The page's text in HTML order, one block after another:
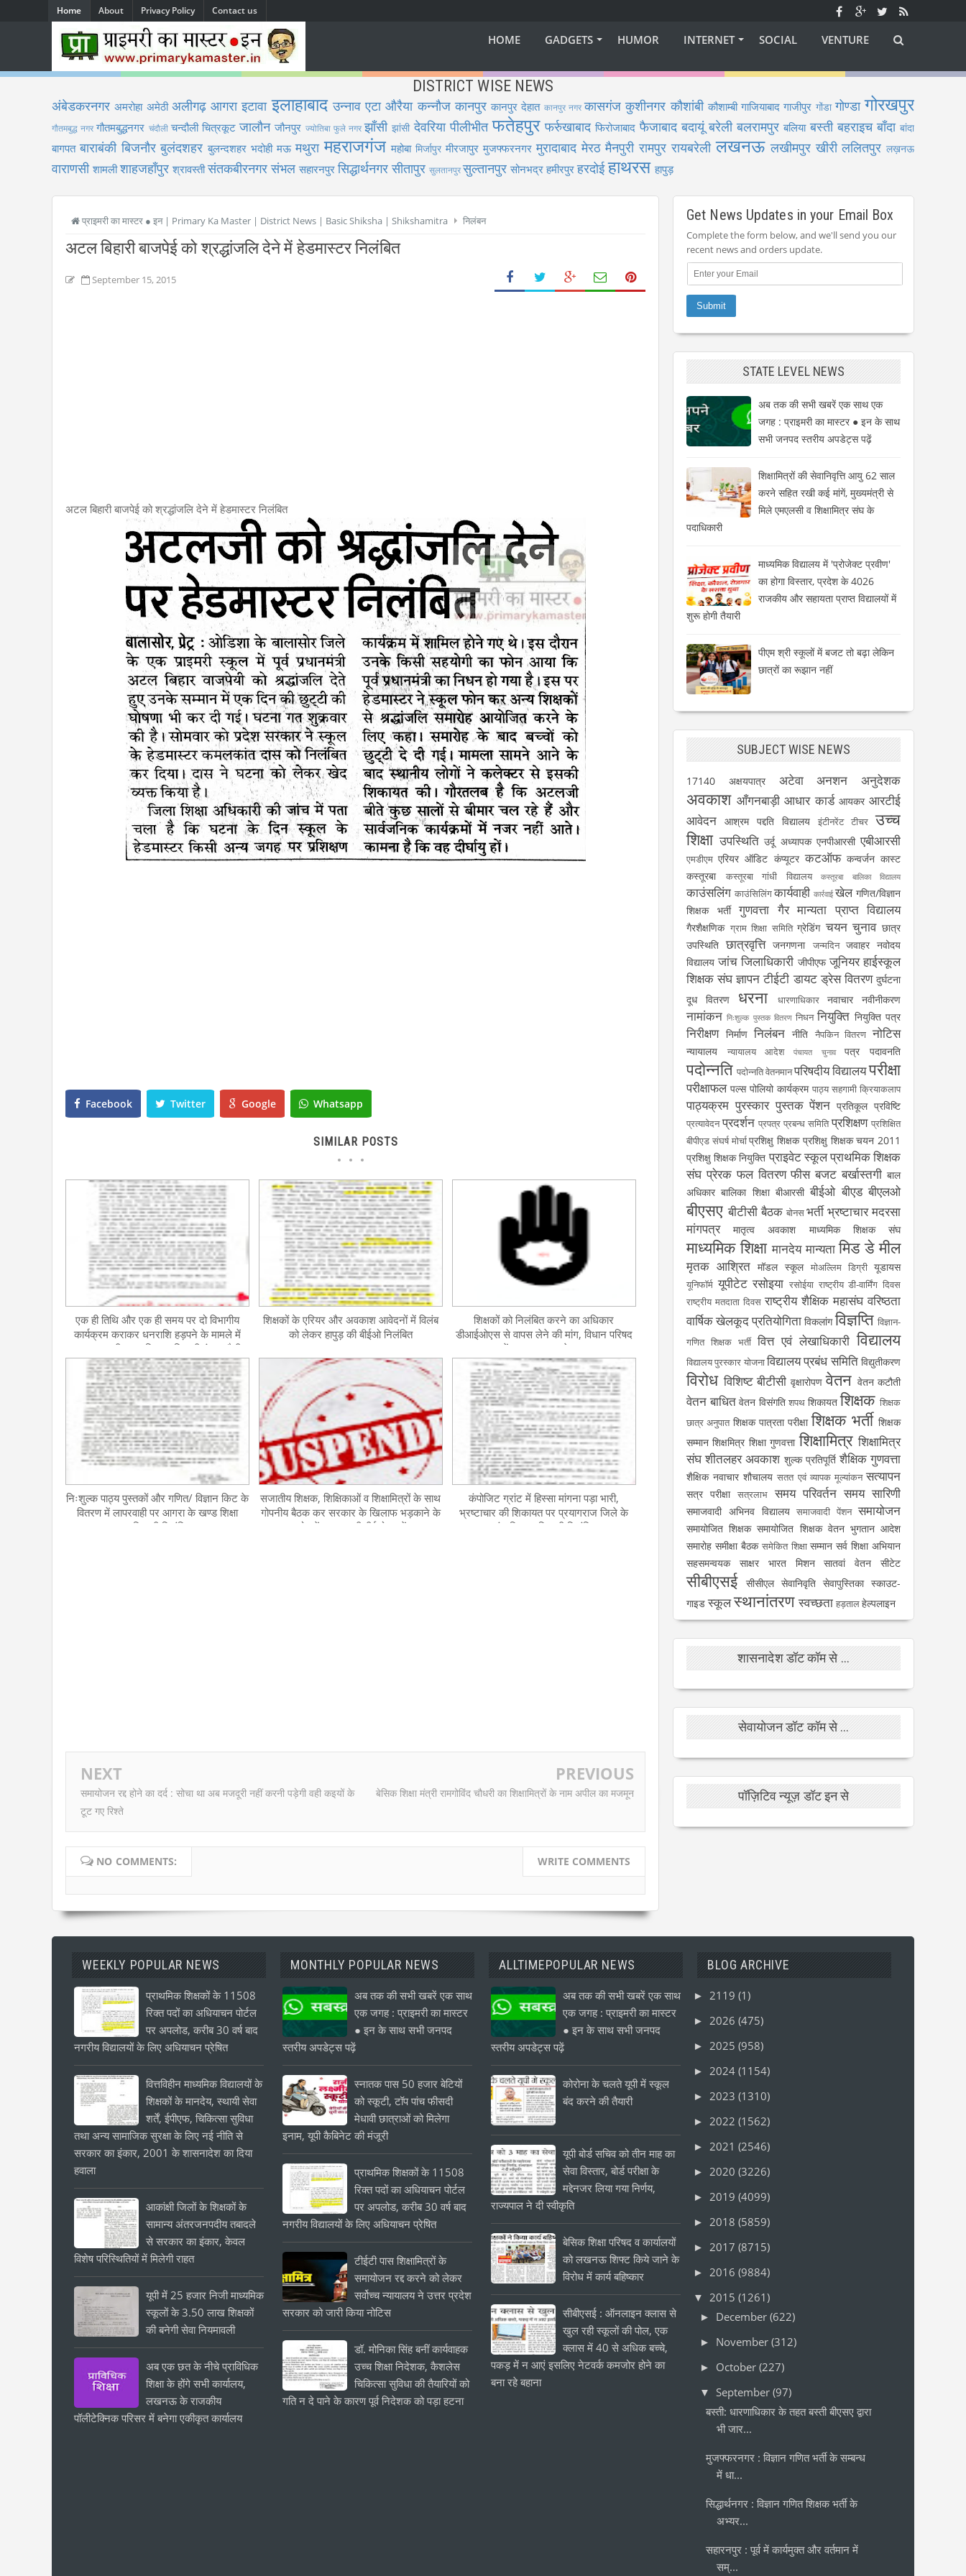
Home About Privacy Policy Contact us
HOME GADGETS HUMOR INTERNET SOCIAL VENTURE
DISTRICT WISE NEWS
अंबेडकरनगर अमरोहा अमेठी अलीगढ़ आगरा इटावा इलाहाबाद उन्नाव एटा औरैया कन्नौज कानपुर कानपुर देहात कानपुर नगर कासगंज कुशीनगर कौशांबी कौशाम्बी गाजियाबाद गाजीपुर गोंडा गोण्डा गोरखपुर
गौतमबुद्ध नगर गौतमबुद्धनगर चंदौली चन्दौली चित्रकूट जालौन जौनपुर ज्योतिबा फुले नगर झाँसी झांसी देवरिया पीलीभीत फतेहपुर फर्रुखाबाद फिरोजाबाद फैजाबाद बदायूं बरेली बलरामपुर बलिया बस्ती बहराइच बाँदा बांदा
बागपत बाराबंकी बिजनौर बुलंदशहर बुलन्दशहर भदोही मऊ मथुरा महराजगंज महोबा मिर्जापुर मीरजापुर मुजफ्फरनगर मुरादाबाद मेरठ मैनपुरी रामपुर रायबरेली लखनऊ लखीमपुर खीरी ललितपुर लख़नऊ
वाराणसी शामली शाहजहाँपुर श्रावस्ती संतकबीरनगर संभल सहारनपुर सिद्धार्थनगर सीतापुर सुलतानपुरसुल्तानपुर सोनभद्र हमीरपुर हरदोई हाथरस हापुड़
प्राइमरी का मास्टर ● इन | Primary Ka Master | District News | Basic Shiksha | Shikshamitra निलंबन
अटल बिहारी बाजपेई को श्रद्धांजलि देने में हेडमास्टर निलंबित
September 15, 2015
अटल बिहारी बाजपेई को श्रद्धांजलि देने में हेडमास्टर निलंबित
Facebook Twitter Google Whatsapp
SIMILAR POSTS
एक ही तिथि और एक ही समय पर दो विभागीय
कार्यक्रम कराकर धनराशि हड़पने के मामले में
मुरादाबाद की खण्ड शिक्षा अधिकारी वंदना सैनी
निलंबित, देखें आदेश
शिक्षकों के एरियर और अवकाश आवेदनों में विलंब
को लेकर हापुड़ की बीईओ निलंबित
शिक्षकों को निलंबित करने का अधिकार
डीआईओएस से वापस लेने की मांग, विधान परिषद
में मुद्दा प्रमुखता से उठा
निःशुल्क पाठ्य पुस्तकों और गणित/ विज्ञान किट के
वितरण में लापरवाही पर आगरा के खण्ड शिक्षा
अधिकारी निलंबित
सजातीय शिक्षक, शिक्षिकाओं व शिक्षामित्रों के साथ
गोपनीय बैठक कर सरकार के खिलाफ भड़काने के
आरोप में हाथरस की बीईओ सस्पेंड
कंपोजिट ग्रांट में हिस्सा मांगना पड़ा भारी,
भ्रष्टाचार की शिकायत पर प्रयागराज जिले के
खंड शिक्षा अधिकारी निलंबित
NEXT
समायोजन रद्द होने का दर्द : सोचा था अब मजदूरी नहीं करनी पड़ेगी वही कइयों के
टूट गए रिश्ते
PREVIOUS
बेसिक शिक्षा मंत्री रामगोविंद चौधरी का शिक्षामित्रों के नाम अपील का मजमून
NO COMMENTS: WRITE COMMENTS
Get News Updates in your Email Box
Complete the form below, and we'll send you our
recent news and orders update.
STATE LEVEL NEWS
अब तक की सभी खबरें एक साथ एक
जगह : प्राइमरी का मास्टर ● इन के साथ
सभी जनपद स्तरीय अपडेट्स पढ़ें
शिक्षामित्रों की सेवानिवृत्ति आयु 62 साल
करने सहित रखी कई मांगें, मुख्यमंत्री से
मिले एमएलसी व शिक्षामित्र संघ के
पदाधिकारी
माध्यमिक विद्यालय में 'प्रोजेक्ट प्रवीण'
का होगा विस्तार, प्रदेश के 4026
राजकीय और सहायता प्राप्त विद्यालयों में
शुरू होगी तैयारी
पीएम श्री स्कूलों में बजट तो बढ़ा लेकिन
छात्रों का रूझान नहीं
SUBJECT WISE NEWS
17140 अक्षयपात्र अटेवा अनशन अनुदेशक
अवकाश आँगनबाड़ी आधार कार्ड आयकर आरटीई
आवेदन आश्रम पद्दति विद्यालय इंटीनरेंट टीचर उच्च
शिक्षा उपस्थिति उर्दू अध्यापक एनपीआरसी एबीआरसी
एमडीएम एरियर ऑडिट कंप्यूटर कटऑफ कन्वर्जन कास्ट
कस्तूरबा
कस्तूरबा गांधी विद्यालय कस्तूरबा बालिका विद्यालय
काउंसलिंग काउंसिलिंग कार्यवाही कार्रवाई खेल गणित/विज्ञान
शिक्षक भर्ती
गुणवत्ता गैर मान्यता प्राप्त विद्यालय
गैरशैक्षणिक ग्राम शिक्षा समिति ग्रेडिंग चयन चुनाव छात्र
उपस्थिति छात्रवृत्ति जनगणना जन्मदिन जवाहर नवोदय
विद्यालय जांच जिलाधिकारी जीपीएफ जूनियर हाईस्कूल
शिक्षक संघ ज्ञापन टीईटी डायट ड्रेस वितरण दुर्घटना
दूध वितरण
धरना धारणाधिकार नवाचार नवीनीकरण
नामांकन निःशुल्क पुस्तक वितरण निधन नियुक्ति नियुक्ति पत्र
निरीक्षण निर्माण निलंबन नीति नैपकिन वितरण नोटिस
न्यायालय न्यायालय आदेश पंचायत चुनाव पत्र पदावनति
पदोन्नति पदोन्नति वेतनमानपरिषदीय विद्यालयपरीक्षा
परीक्षाफल पल्स पोलियो कार्यक्रम पाठ्य सहगामी क्रियाकलाप
पाठ्यक्रम पुरस्कार पुस्तक पेंशन प्रतिकूल प्रविष्टि
प्रत्यावेदन प्रदर्शन प्रपत्र प्रबन्ध समिति प्रशिक्षण प्रशिक्षित
बीपीएड संघर्ष मोर्चा प्रशिक्षु शिक्षक प्रशिक्षु शिक्षक चयन 2011
प्रशिक्षु शिक्षक नियुक्ति प्राइवेट स्कूलप्राथमिक शिक्षक
संघ प्रेरक फल वितरण फीस बजट बर्खास्तगी बाल
अधिकार बालिका शिक्षा बीआरसी बीईओ बीएड बीएलओ
बीएसए बीटीसी बैठक बोनस भर्ती भ्रष्टाचार मदरसा
मांगपत्र
मातृत्व अवकाश माध्यमिक शिक्षक संघ
माध्यमिक शिक्षा मानदेय मान्यता मिड डे मील
मृतक आश्रित मॉडल स्कूल मोअल्लिम डिग्री यूडायस
यूनिफॉर्म यूपीटेट रसोइया रसोईया राष्ट्रीय डी-वार्मिंग दिवस
राष्ट्रीय मतदाता दिवस राष्ट्रीय शैक्षिक महासंघ वरिष्ठता
वार्षिक खेलकूद प्रतियोगिता विकलांग विज्ञप्ति विज्ञान-
गणित शिक्षक भर्ती वित्त एवं लेखाधिकारी विद्यालय
विद्यालय पुरस्कार योजनाविद्यालय प्रबंध समिति विद्युतीकरण
विरोध विशिष्ट बीटीसी वृक्षारोपण वेतन वेतन कटौती
वेतन बाधित वेतन विसंगति शपथ शिकायत शिक्षक शिक्षक
छात्र अनुपात शिक्षक पात्रता परीक्षा शिक्षक भर्ती शिक्षक
सम्मान शिक्षमित्र शिक्षा गुणवत्ता शिक्षामित्र शिक्षामित्र
संघ शीतलहर अवकाश शुल्क प्रतिपूर्ति शैक्षिक गुणवत्ता
शैक्षिक नवाचार शौचालय सतत एवं व्यापक मूल्यांकन सत्यापन
सत्र परीक्षा सत्रलाभ समय परिवर्तन समय सारिणी
समाजवादी अभिनव विद्यालय समाजवादी पेंशन समायोजन
समायोजित शिक्षक समायोजित शिक्षक वेतन भुगतान आदेश
समारोह समीक्षा बैठक समेकित शिक्षा सम्मान सर्व शिक्षा अभियान
सहसमन्वयक
साक्षर भारत मिशन सातवां वेतन सीटेट
सीबीएसई सीसीएल सेवानिवृति सेवापुस्तिका स्काउट-
गाइड स्कूलस्थानांतरण स्वच्छता हड़तालहेल्पलाइन
शासनादेश डॉट कॉम से ...
सेवायोजन डॉट कॉम से ...
पॉज़िटिव न्यूज़ डॉट इन से
WEEKLY POPULAR NEWS
प्राथमिक शिक्षकों के 11508
रिक्त पदों का अधियाचन पोर्टल
पर अपलोड, करीब 30 वर्ष बाद
नगरीय विद्यालयों के लिए अधियाचन प्रेषित
वित्तविहीन माध्यमिक विद्यालयों के
शिक्षकों के मानदेय, स्थायी सेवा
शर्तें, ईपीएफ, चिकित्सा सुविधा
तथा अन्य सामाजिक सुरक्षा के लिए नई नीति से
सरकार का इंकार, 2001 के शासनादेश का दिया
हवाला
आकांक्षी जिलों के शिक्षकों के
सामान्य अंतरजनपदीय तबादले
से सरकार का इंकार, केवल
विशेष परिस्थितियों में मिलेगी राहत
यूपी में 25 हजार निजी माध्यमिक
स्कूलों के 3.50 लाख शिक्षकों
की बनेगी सेवा नियमावली
अब एक छत के नीचे प्राविधिक
शिक्षा के होंगे सभी कार्यालय,
लखनऊ के राजकीय
पॉलीटेक्निक परिसर में बनेगा एकीकृत कार्यालय
MONTHLY POPULAR NEWS
अब तक की सभी खबरें एक साथ
एक जगह : प्राइमरी का मास्टर
● इन के साथ सभी जनपद
स्तरीय अपडेट्स पढ़ें
स्नातक पास 50 हजार बेटियों
को स्कूटी, टॉप पांच फीसदी
मेधावी छात्राओं को मिलेगा
इनाम, यूपी कैबिनेट की मंजूरी
प्राथमिक शिक्षकों के 11508
रिक्त पदों का अधियाचन पोर्टल
पर अपलोड, करीब 30 वर्ष बाद
नगरीय विद्यालयों के लिए अधियाचन प्रेषित
टीईटी पास शिक्षामित्रों के
समायोजन रद्द करने को लेकर
सर्वोच्च न्यायालय ने उत्तर प्रदेश
सरकार को जारी किया नोटिस
डॉ. मोनिका सिंह बनीं कार्यवाहक
उच्च शिक्षा निदेशक, कैशलेस
चिकित्सा सुविधा की तैयारियों को
गति न दे पाने के कारण पूर्व निदेशक को पड़ा हटना
ALLTIMEPOPULAR NEWS
अब तक की सभी खबरें एक साथ
एक जगह : प्राइमरी का मास्टर
● इन के साथ सभी जनपद
स्तरीय अपडेट्स पढ़ें
कोरोना के चलते यूपी में स्कूल
बंद करने की तैयारी
यूपी बोर्ड सचिव को तीन माह का
सेवा विस्तार, बोर्ड परीक्षा के
मद्देनजर लिया गया निर्णय,
राज्यपाल ने दी स्वीकृति
बेसिक शिक्षा परिषद व कार्यालयों
को लखनऊ शिफ्ट किये जाने के
विरोध में कार्य बहिष्कार
सीबीएसई : ऑनलाइन क्लास से
खुल रही स्कूलों की पोल, एक
क्लास में 40 से अधिक बच्चे,
पकड़ में न आएं इसलिए नेटवर्क कमजोर होने का
बना रहे बहाना
BLOG ARCHIVE
► 2119(1)
► 2026(475)
► 2025(958)
► 2024(1154)
► 2023(1310)
► 2022(1562)
► 2021(2546)
► 2020(3226)
► 2019(4099)
► 2018(5859)
► 2017(8715)
► 2016(9884)
▼ 2015(1261)
► December(622)
► November(312)
► October(227)
▼ September(97)
बस्ती: धारणाधिकार के तहत बस्ती बीएसए द्वारा
भी जार...
मुजफ्फरनगर : विज्ञान गणित भर्ती के सम्बन्ध
में धा...
सिद्धार्थनगर : विज्ञान गणित शिक्षक भर्ती के
अभ्यर...
सहारनपुर : पूर्व में कार्यमुक्त और वर्तमान में
सम्...